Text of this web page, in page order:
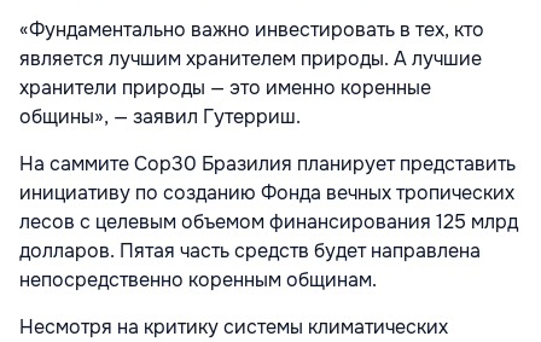
«Фундаментально важно инвестировать в тех, кто
является лучшим хранителем природы. А лучшие
хранители природы — это именно коренные
общины», — заявил Гутерриш.
На саммите Cop30 Бразилия планирует представить
инициативу по созданию Фонда вечных тропических
лесов с целевым объемом финансирования 125 млрд
долларов. Пятая часть средств будет направлена
непосредственно коренным общинам.
Несмотря на критику системы климатических